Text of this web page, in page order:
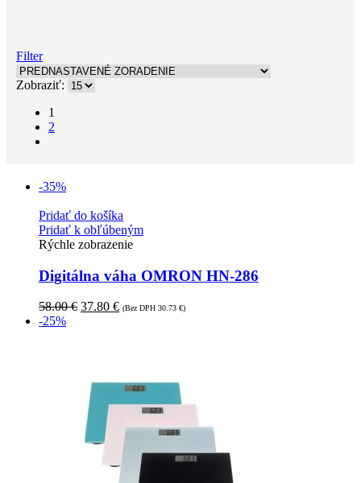
Filter
Zobraziť:
1
2
-35%
Pridať do košíka
Pridať k obľúbeným
Rýchle zobrazenie
Digitálna váha OMRON HN-286
58.00€ 37.80 € (Bez DPH 30.73 €)
-25%